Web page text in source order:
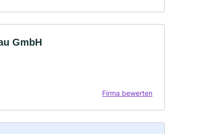
GmbH
Firma bewerten